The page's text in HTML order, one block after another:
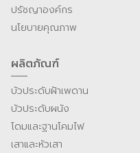
ปรัชญาองค์กร
นโยบายคุณภาพ
ผลิตภัณฑ์
บัวประดับฝ้าเพดาน
บัวประดับผนัง
โดมและฐานโคมไฟ
เสาและหัวเสา